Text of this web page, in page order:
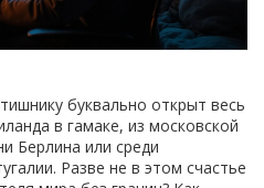
буквально открыт весь
в гамаке, из московской
Берлина или среди
Разве не в этом счастье